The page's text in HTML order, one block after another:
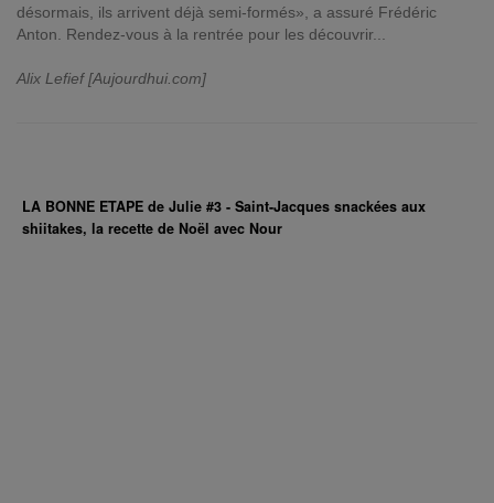
désormais, ils arrivent déjà semi-formés», a assuré Frédéric
Anton. Rendez-vous à la rentrée pour les découvrir...
Alix Lefief [Aujourdhui.com]
LA BONNE ETAPE de Julie #3 - Saint-Jacques snackées aux
shiitakes, la recette de Noël avec Nour